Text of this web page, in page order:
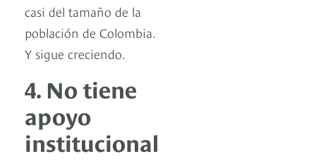
casi del tamaño de la
población de Colombia.
Y sigue creciendo.
4. No tiene
apoyo
institucional